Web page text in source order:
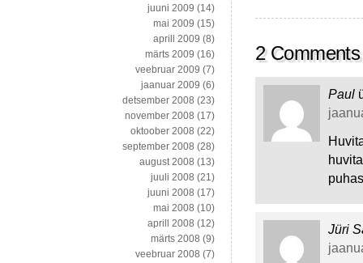
2 Comments
Paul
Jüri
juuni 2009 (14)
mai 2009 (15)
aprill 2009 (8)
märts 2009 (16)
veebruar 2009 (7)
jaanuar 2009 (6)
detsember 2008 (23)
november 2008 (17)
oktoober 2008 (22)
september 2008 (28)
august 2008 (13)
juuli 2008 (21)
juuni 2008 (17)
mai 2008 (10)
aprill 2008 (12)
märts 2008 (9)
veebruar 2008 (7)